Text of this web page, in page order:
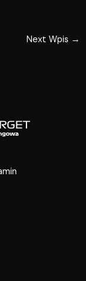
Next Wpis →